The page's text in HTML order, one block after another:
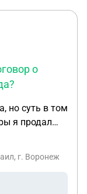
о
но суть в том
я продал
и на
(не
г. Воронеж